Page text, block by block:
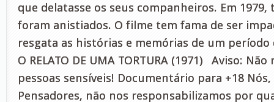
que delatasse os seus companheiros. Em
foram anistiados. O filme tem fama de ser
resgata as histórias e memórias de um período
O RELATO DE UMA TORTURA (1971) Aviso:
pessoas sensíveis! Documentário para +18 Nós,
Pensadores, não nos responsabilizamos por